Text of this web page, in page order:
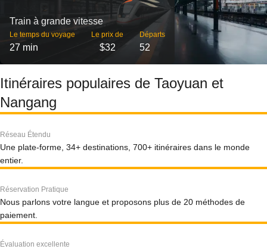
Train à grande vitesse
Le temps du voyage
27 min
Le prix de
$32
Départs
52
Itinéraires populaires de Taoyuan et
Nangang
Réseau Étendu
Une plate-forme, 34+ destinations, 700+ itinéraires dans le monde
entier.
Réservation Pratique
Nous parlons votre langue et proposons plus de 20 méthodes de
paiement.
Évaluation excellente